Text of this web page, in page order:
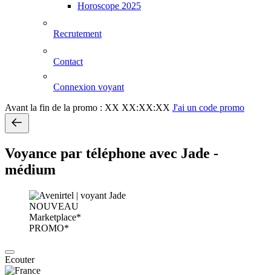
Horoscope 2025
Recrutement
Contact
Connexion voyant
Avant la fin de la promo : XX XX:XX:XX J'ai un code promo
Voyance par téléphone avec Jade -
médium
NOUVEAU
Marketplace*
PROMO*
Ecouter